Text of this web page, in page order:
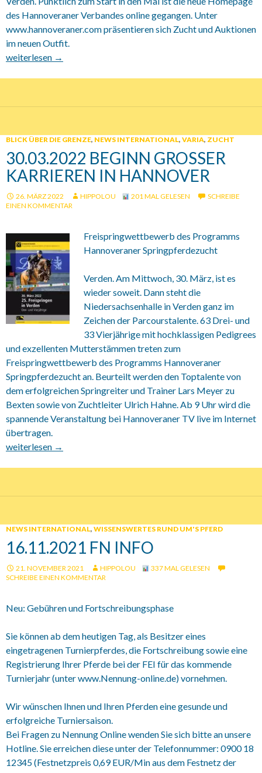
des Hannoveraner Verbandes online gegangen. Unter
www.hannoveraner.com präsentieren sich Zucht und Auktionen
im neuen Outfit.
03.05.2022 Hannoveraner Rythmus
weiterlesen →
BLICK ÜBER DIE GRENZE, NEWS INTERNATIONAL, VARIA, ZUCHT
30.03.2022 BEGINN GROSSER K
ARRIEREN IN HANNOVER
26. MÄRZ 2022 HIPPOLOU 201 MAL GELESEN
SCHREIBE
EINEN KOMMENTAR
Freispringwettbewerb des Programms
Hannoveraner Springpferdezucht
Verden. Am Mittwoch, 30. März, ist es
wieder soweit. Dann steht die
Niedersachsenhalle in Verden ganz im
Zeichen der Parcourstalente. 63 Drei- und
33 Vierjährige mit hochklassigen Pedigrees
und exzellenten Mutterstämmen treten zum
Freispringwettbewerb des Programms Hannoveraner
Springpferdezucht an. Beurteilt werden den Toptalente von
dem erfolgreichen Springreiter und Trainer Lars Meyer zu
Bexten sowie von Zuchtleiter Ulrich Hahne. Ab 9 Uhr wird die
spannende Veranstaltung bei Hannoveraner TV live im Internet
übertragen.
30.03.2022 Beginn großer Karrieren in Hannover
weiterlesen →
NEWS INTERNATIONAL, WISSENSWERTES RUND UM'S PFERD
16.11.2021 FN INFO
21. NOVEMBER 2021 HIPPOLOU
337 MAL GELESEN
SCHREIBE EINEN KOMMENTAR
Neu: Gebühren und Fortschreibungsphase
Sie können ab dem heutigen Tag, als Besitzer eines
eingetragenen Turnierpferdes, die Fortschreibung sowie eine
Registrierung Ihrer Pferde bei der FEI für das kommende
Turnierjahr (unter www.Nennung-online.de) vornehmen.
Wir wünschen Ihnen und Ihren Pferden eine gesunde und
erfolgreiche Turniersaison.
Bei Fragen zu Nennung Online wenden Sie sich bitte an unsere
Hotline. Sie erreichen diese unter der Telefonnummer: 0900 18
12345 (Festnetzpreis 0,69 EUR/Min aus dem Festnetz der